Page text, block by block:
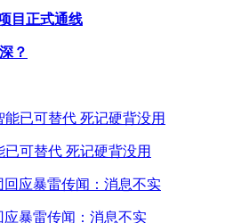
目正式通线
？
可替代 死记硬背没用
暴雷传闻：消息不实